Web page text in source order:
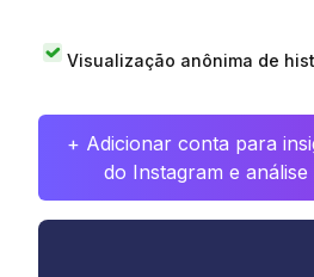
Visualização anônima de
+ Adicionar conta para
do Instagram e